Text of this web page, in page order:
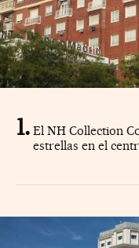
El NH Collection
estrellas en el